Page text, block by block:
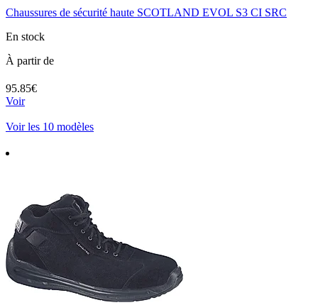
Chaussures de sécurité haute SCOTLAND EVOL S3 CI SRC
En stock
À partir de
95.85€
Voir
Voir les 10 modèles